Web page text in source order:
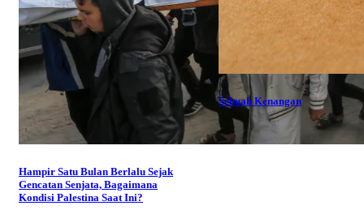
Hampir Satu Bulan Berlalu Sejak
Gencatan Senjata, Bagaimana
Kondisi Palestina Saat Ini?
Sebuah Kenangan